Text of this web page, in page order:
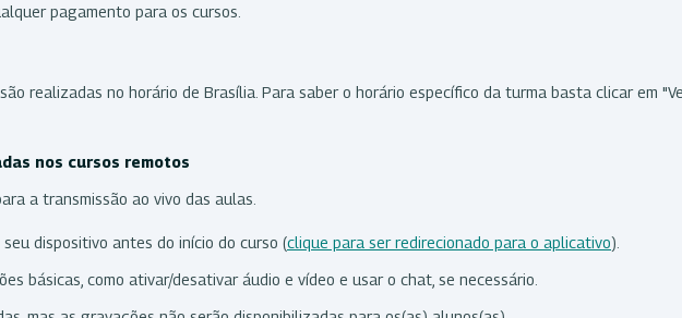
pagamento para os cursos.
realizadas no horário de Brasília. Para saber o horário específico da turma basta clicar em
nos cursos remotos
a transmissão ao vivo das aulas.
dispositivo antes do início do curso (clique para ser redirecionado para o aplicativo).
básicas, como ativar/desativar áudio e vídeo e usar o chat, se necessário.